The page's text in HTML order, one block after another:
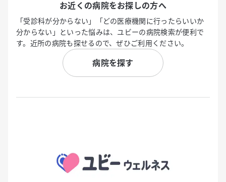
お近くの病院をお探しの方へ
「受診科が分からない」「どの医療機関に行ったらいいか
分からない」といった悩みは、ユビーの病院検索が便利で
す。近所の病院も探せるので、ぜひご利用ください。
病院を探す